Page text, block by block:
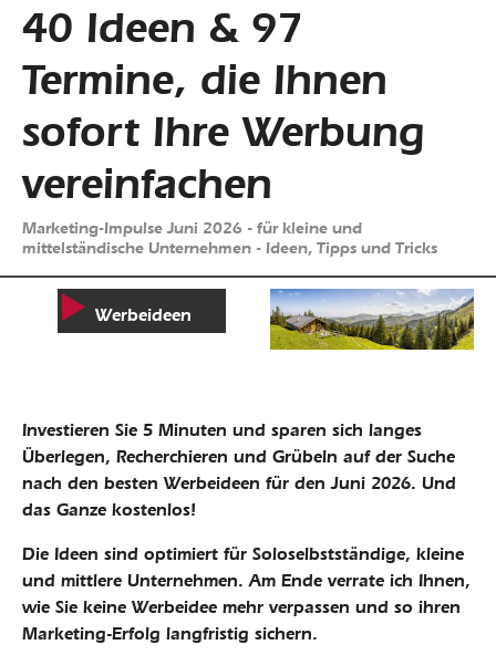
40 Ideen & 97
Termine, die Ihnen
sofort Ihre Werbung
vereinfachen
Marketing-Impulse Juni 2026 - für kleine und
mittelständische Unternehmen - Ideen, Tipps und Tricks
Werbeideen
Investieren Sie 5 Minuten und sparen sich langes
Überlegen, Recherchieren und Grübeln auf der Suche
nach den besten Werbeideen für den Juni 2026. Und
das Ganze kostenlos!
Die Ideen sind optimiert für Soloselbstständige, kleine
und mittlere Unternehmen. Am Ende verrate ich Ihnen,
wie Sie keine Werbeidee mehr verpassen und so ihren
Marketing-Erfolg langfristig sichern.